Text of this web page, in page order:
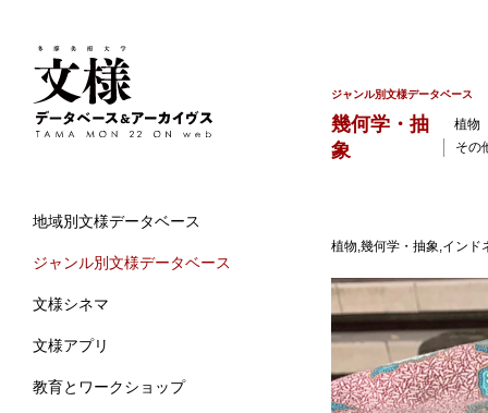
地域別文様データベース
ジャンル別文様データベース
文様シネマ
文様アプリ
教育とワークショップ
ジャンル別文様データベース
幾何学・抽
象
植物
その
植物,幾何学・抽象,インド